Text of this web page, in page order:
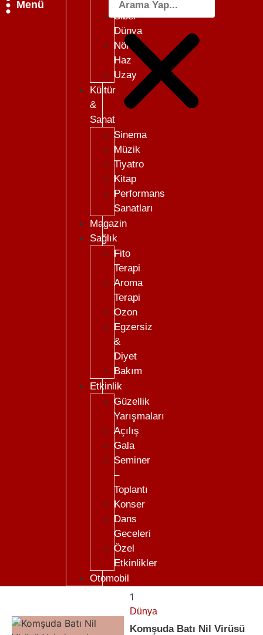
Menü
Siber
Dünya
Nöro-
Haz
Uzay
Kültür
&
Sanat
Sinema
Müzik
Tiyatro
Kitap
Performans
Sanatları
Magazin
Sağlık
Fito
Terapi
Aroma
Terapi
Ozon
Egzersiz
&
Diyet
Bakım
Etkinlik
Güzellik
Yarışmaları
Açılış
Gala
Seminer
–
Toplantı
Konser
Dans
Geceleri
Özel
Etkinlikler
Otomobil
1
Dünya
Komşuda Batı Nil Virüsü